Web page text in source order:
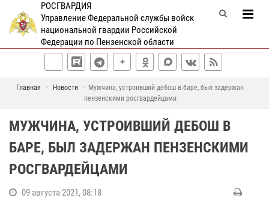
РОСГВАРДИЯ
Управление Федеральной службы войск
национальной гвардии Российской
Федерации по Пензенской области
Главная Новости
Мужчина, устроивший дебош в баре, был задержан
пензенскими росгвардейцами
МУЖЧИНА, УСТРОИВШИЙ ДЕБОШ В
БАРЕ, БЫЛ ЗАДЕРЖАН ПЕНЗЕНСКИМИ
РОСГВАРДЕЙЦАМИ
09 августа 2021, 08:18